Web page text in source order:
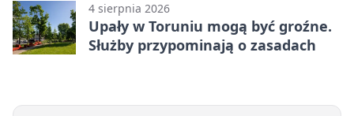
4 sierpnia 2026
Upały w Toruniu mogą być groźne.
Służby przypominają o zasadach